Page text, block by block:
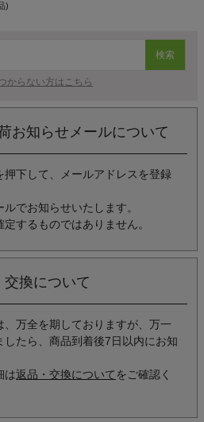
)
検索
からない方はこちら
お知らせメールについて
下して、メールアドレスを登録
でお知らせいたします。
するものではありません。
交換について
万全を期しておりますが、万一
たら、商品到着後7日以内にお知
は返品・交換について をご確認く